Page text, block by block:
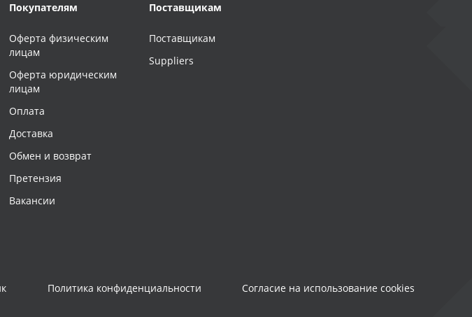
Покупателям
Оферта физическим
лицам
Оферта юридическим
лицам
Оплата
Доставка
Обмен и возврат
Претензия
Вакансии
Поставщикам
Поставщикам
Suppliers
Политика конфиденциальности Согласие на использование cookies